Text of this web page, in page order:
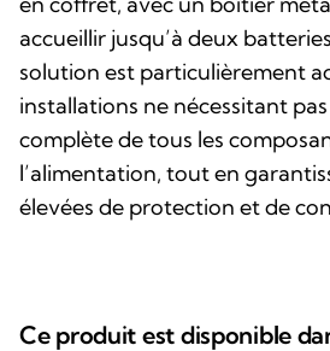
accueillir jusqu’à deux
solution est particulièrement
installations ne nécessitant
complète de tous les
l’alimentation, tout en
élevées de protection et de
Ce produit est disponible